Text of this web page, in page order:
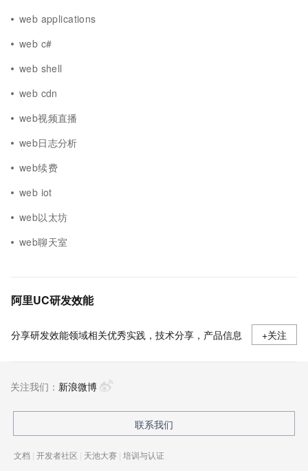
web applications
web c#
web shell
web cdn
web视频直播
web日志分析
web续费
web iot
web以太坊
web聊天室
阿里UC研发效能
分享研发效能领域相关优秀实践，技术分享，产品信息 +关注
关注我们： 新浪微博
联系我们
文档 | 开发者社区 | 天池大赛 | 培训与认证